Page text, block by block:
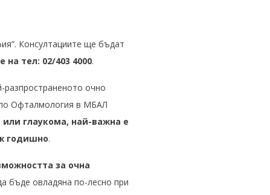
Консултациите ще бъдат
на тел: 02/403 4000.
разпространеното очно
по Офталмология в МБАЛ
глаукома, най-важна е
годишно.
за очна
бъде овладяна по-лесно при